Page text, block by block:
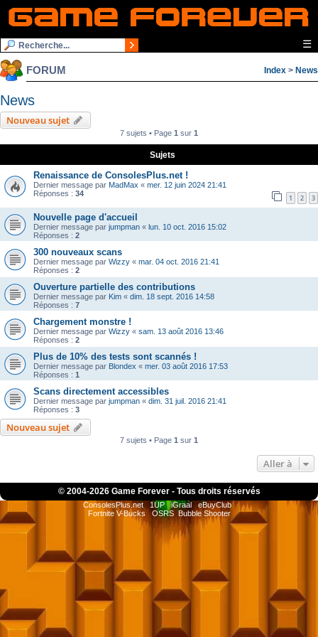
☰
FORUM Index > News
News
Nouveau sujet
7 sujets • Page 1 sur 1
Sujets
Renaissance de ConsolesPlus.net !
Dernier message par MadMax « mer. 12 juin 2024 21:41
Réponses : 34 1 2 3
Nouvelle page d'accueil
Dernier message par jumpman « lun. 10 oct. 2016 15:02
Réponses : 2
300 nouveaux scans
Dernier message par Wizzy « mar. 04 oct. 2016 21:41
Réponses : 2
Ouverture partielle des contributions
Dernier message par Kim « dim. 18 sept. 2016 14:58
Réponses : 7
Chargement monstre !
Dernier message par Wizzy « sam. 13 août 2016 13:46
Réponses : 2
Plus de 10% des tests sont scannés !
Dernier message par Blondex « mer. 03 août 2016 17:53
Réponses : 1
Scans directement accessibles
Dernier message par jumpman « dim. 31 juil. 2016 21:41
Réponses : 3
Nouveau sujet
7 sujets • Page 1 sur 1
Aller à
© 2004-2026 Game Forever - Tous droits réservés
ConsolesPlus.net 1UP iGraal
eBuyClub
Fortnite V-Bucks
OSRS Bubble Shooter